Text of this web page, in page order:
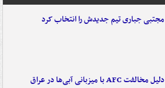
مجتبی جباری تیم جدیدش را انتخاب کرد
دلیل مخالفت AFC با میزبانی آبی‌ها در عراق